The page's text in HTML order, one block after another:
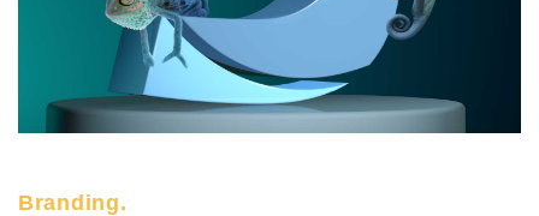
Branding.